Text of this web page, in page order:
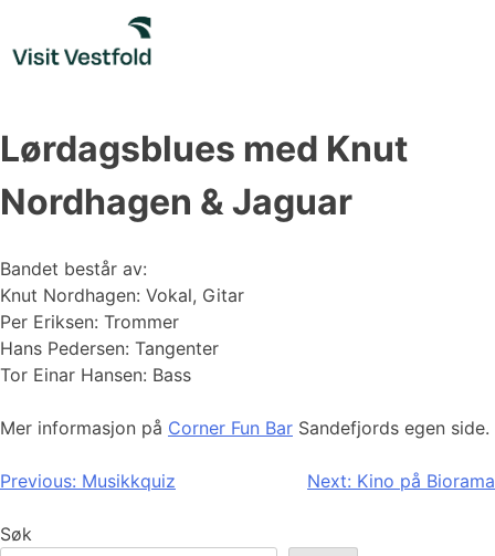
content
Lørdagsblues med Knut
Nordhagen & Jaguar
Bandet består av:
Knut Nordhagen: Vokal, Gitar
Per Eriksen: Trommer
Hans Pedersen: Tangenter
Tor Einar Hansen: Bass
Mer informasjon på Corner Fun Bar Sandefjords egen side.
Innleggsnavigasjon
Previous: Musikkquiz Next: Kino på Biorama
Søk